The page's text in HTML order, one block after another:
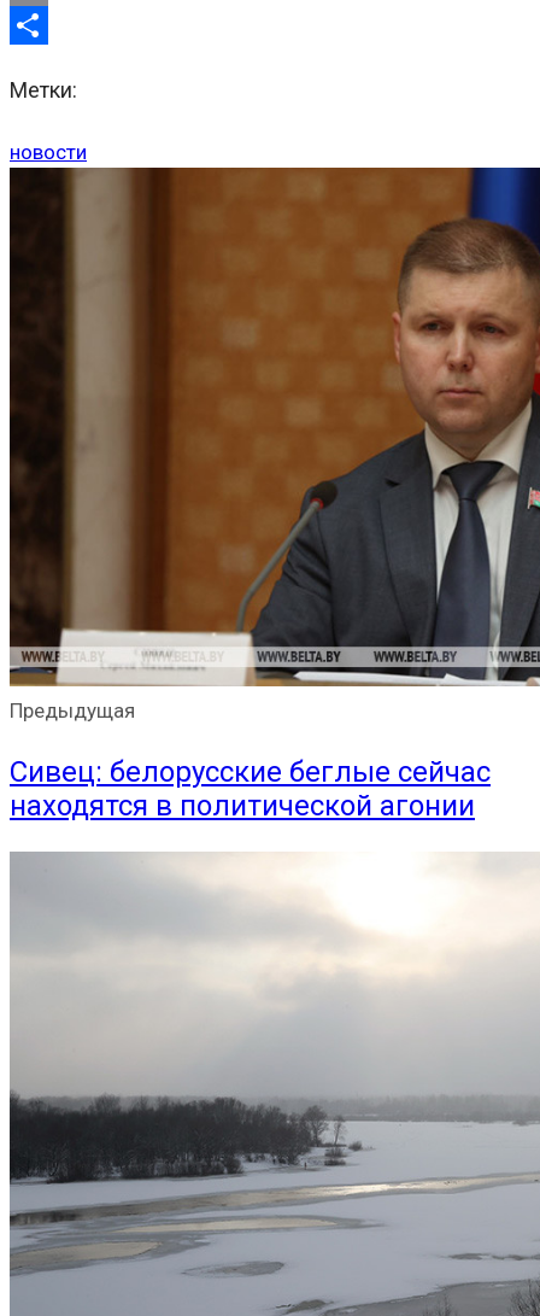
Email
Метки:
новости
Предыдущая
Сивец: белорусские беглые сейчас
находятся в политической агонии